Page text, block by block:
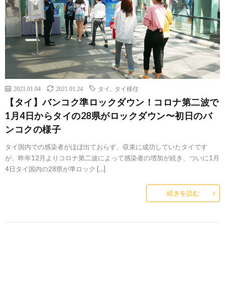
2021.01.04 2021.01.24 タイ タイ移住
【タイ】バンコク準ロックダウン！コロナ第二波で
1月4日からタイの28県がロックダウン〜初日のバ
ンコクの様子
タイ国内での感染者がほぼ出ておらず、収束に成功していたタイです
が、昨年12月よりコロナ第二波によって感染者の増加が続き、ついに1月
4日タイ国内の28県が準ロック […]
続きを読む